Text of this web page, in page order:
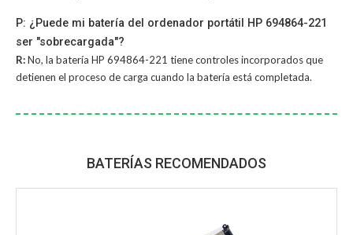
P: ¿Puede mi batería del ordenador portátil HP 694864-221
ser "sobrecargada"?
R:No, la batería HP 694864-221 tiene controles incorporados que
detienen el proceso de carga cuando la batería está completada.
BATERÍAS RECOMENDADOS